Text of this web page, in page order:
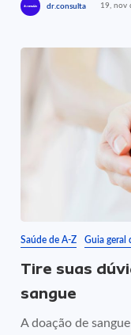
dr.consulta 19, nov
Saúde de A-Z Guia geral
Tire suas
sangue
A doação de